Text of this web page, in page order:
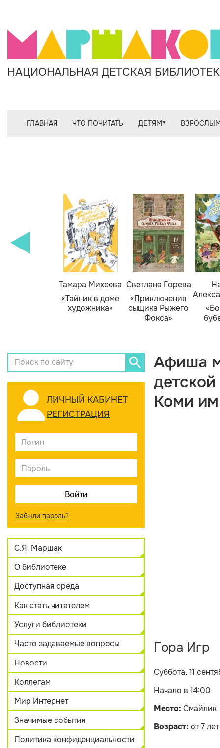
НАЦИОНАЛЬНАЯ ДЕТСКАЯ
ГЛАВНАЯ ЧТО ПОЧИТАТЬ ДЕТЯМ
Тамара Михеева
«Тайник в доме
художника»
Светлана Горева
«Приключения
сыщика Рыжего
Фокса»
ЛИЧНЫЙ КАБИНЕТ
РЕГИСТРАЦИЯ
Забыли пароль?
С.Я. Маршак
О библиотеке
Доступная среда
Как стать читателем
Услуги библиотеки
Часто задаваемые вопросы
Новости
Коллегам
Мир Интернет
Значимые события
Политика конфиденциальности
Афиша
Коми
Гора Игр
Суббота, 11
Начало в 14:00
Место: Смайлик
Возраст: от 7 лет